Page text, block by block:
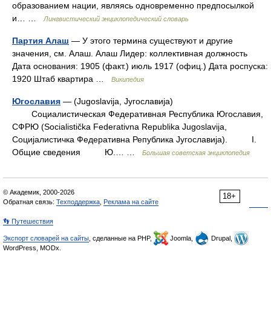
образованием нации, являясь одновременно предпосылкой
и… …
Лингвистический энциклопедический словарь
Партия Алаш — У этого термина существуют и другие
значения, см. Алаш. Алаш Лидер: коллективная должность
Дата основания: 1905 (факт.) июль 1917 (офиц.) Дата роспуска:
1920 Штаб квартира …
Википедия
Югославия — (Jugoslavija, Jyгославиja)
Социалистическая Федеративная Республика Югославия,
СФРЮ (Socialistička Federativna Republika Jugoslavija,
Социjaлистичка Федеративна Република Jyгославиja). I.
Общие сведения Ю.… …
Большая советская энциклопедия
18+
© Академик, 2000-2026
Обратная связь: Техподдержка Реклама на сайте
👣 Путешествия
Экспорт словарей на сайты , сделанные на PHP, Joomla,
Drupal,
WordPress, MODx.